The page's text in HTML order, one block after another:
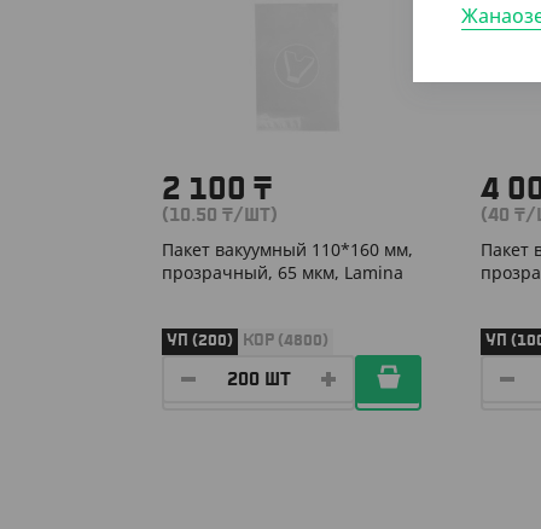
2 100 ₸
(10.50 ₸/ШТ)
Пакет вакуумный 110*160 мм,
прозрачный, 65 мкм, Lamina
УП (200) КОР (4800)
4
(40 ₸/
Пакет
УП